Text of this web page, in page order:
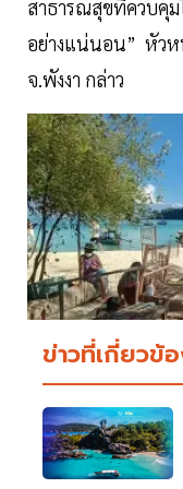
สาธารณสุขที่ควบคุม
อย่างแน่นอน” หัวห
จ.พังงา กล่าว
ข่าวที่เกี่ยวข้